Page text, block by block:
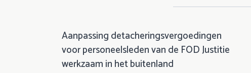
Aanpassing detacheringsvergoedingen
voor personeelsleden van de FOD Justitie
werkzaam in het buitenland